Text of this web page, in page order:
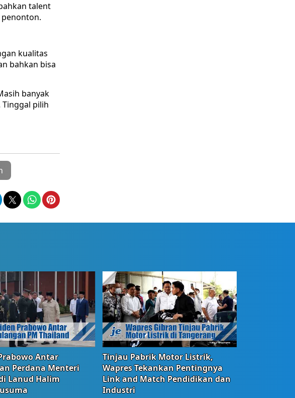
talent
kualitas
bahkan bisa
banyak
pilih
Antar
Perdana Menteri
Lanud Halim
Tinjau Pabrik Motor Listrik,
Wapres Tekankan Pentingnya
Link and Match Pendidikan dan
Industri